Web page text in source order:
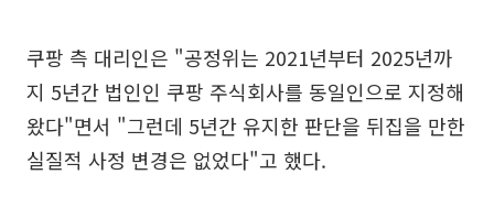
쿠팡 측 대리인은 "공정위는 2021년부터 2025년까
지 5년간 법인인 쿠팡 주식회사를 동일인으로 지정해
왔다"면서 "그런데 5년간 유지한 판단을 뒤집을 만한
실질적 사정 변경은 없었다"고 했다.